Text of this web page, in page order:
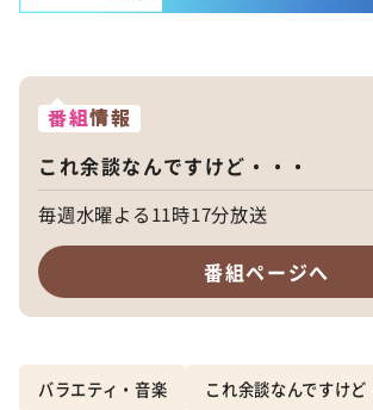
番組情報
これ余談なんですけど・・・
毎週水曜よる11時17分放送
番組ページへ
バラエティ・音楽 これ余談なんですけど